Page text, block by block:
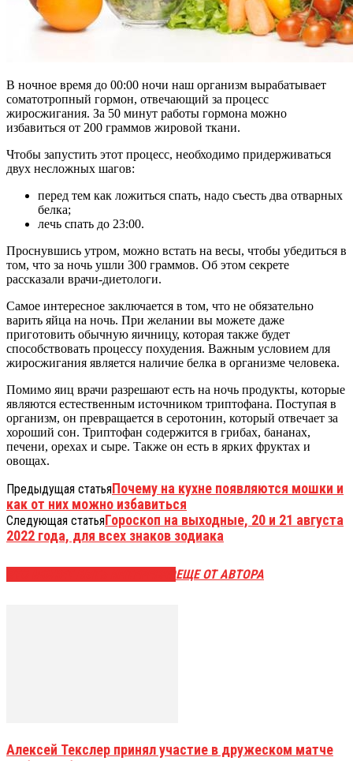
В ночное время до 00:00 ночи наш организм вырабатывает
соматотропный гормон, отвечающий за процесс
жиросжигания. За 50 минут работы гормона можно
избавиться от 200 граммов жировой ткани.
Чтобы запустить этот процесс, необходимо придерживаться
двух несложных шагов:
перед тем как ложиться спать, надо съесть два отварных
белка;
лечь спать до 23:00.
Проснувшись утром, можно встать на весы, чтобы убедиться в
том, что за ночь ушли 300 граммов. Об этом секрете
рассказали врачи-диетологи.
Самое интересное заключается в том, что не обязательно
варить яйца на ночь. При желании вы можете даже
приготовить обычную яичницу, которая также будет
способствовать процессу похудения. Важным условием для
жиросжигания является наличие белка в организме человека.
Помимо яиц врачи разрешают есть на ночь продукты, которые
являются естественным источником триптофана. Поступая в
организм, он превращается в серотонин, который отвечает за
хороший сон. Триптофан содержится в грибах, бананах,
печени, орехах и сыре. Также он есть в ярких фруктах и
овощах.
Предыдущая статьяПочему на кухне появляются мошки и
как от них можно избавиться
Следующая статьяГороскоп на выходные, 20 и 21 августа
2022 года, для всех знаков зодиака
ЕЩЕ ОТ АВТОРА
Алексей Текслер принял участие в дружеском матче